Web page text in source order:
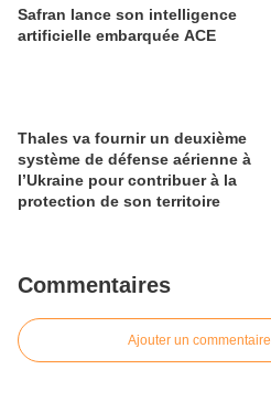
Safran lance son intelligence
artificielle embarquée ACE
Thales va fournir un deuxième
système de défense aérienne à
l’Ukraine pour contribuer à la
protection de son territoire
Commentaires
Ajouter un commentaire